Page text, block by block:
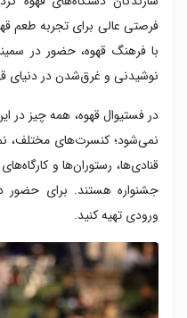
فرصتی عالی برای تجربه طعم
با فرهنگ قهوه، حضور در
نوشیدنی و غرق‌شدن در دنیای
در فستیوال قهوه، همه چیز
نمی‌شود؛ کنسرت‌های مختلف،
قنادی‌ها، رستوران‌ها و
جشنواره هستند. برای حضور
ورودی تهیه کنید.